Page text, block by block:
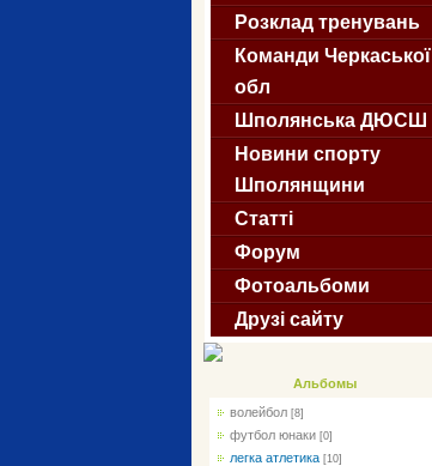
Розклад тренувань
Команди Черкаської
обл
Шполянська ДЮСШ
Новини спорту
Шполянщини
Статті
Форум
Фотоальбоми
Друзі сайту
Альбомы
волейбол [8]
футбол юнаки [0]
легка атлетика [10]